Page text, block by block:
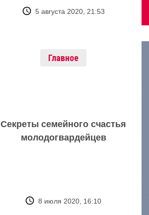
5 августа 2020, 21:53
Главное
Секреты семейного счастья
молодогвардейцев
8 июля 2020, 16:10